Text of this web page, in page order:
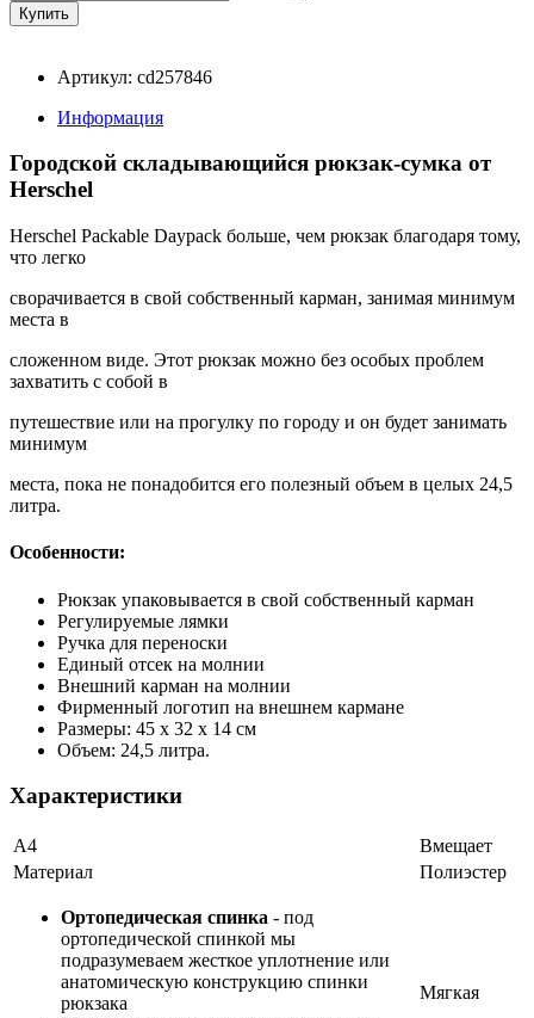
Артикул: cd257846
Информация
Городской складывающийся рюкзак-сумка от
Herschel
Herschel Packable Daypack больше, чем рюкзак благодаря тому,
что легко
сворачивается в свой собственный карман, занимая минимум
места в
сложенном виде. Этот рюкзак можно без особых проблем
захватить с собой в
путешествие или на прогулку по городу и он будет занимать
минимум
места, пока не понадобится его полезный объем в целых 24,5
литра.
Особенности:
Рюкзак упаковывается в свой собственный карман
Регулируемые лямки
Ручка для переноски
Единый отсек на молнии
Внешний карман на молнии
Фирменный логотип на внешнем кармане
Размеры: 45 х 32 х 14 см
Объем: 24,5 литра.
Характеристики
А4
Вмещает
Материал
Полиэстер
Ортопедическая спинка - под
ортопедической спинкой мы
подразумеваем жесткое уплотнение или
анатомическую конструкцию спинки
рюкзака
Мягкая